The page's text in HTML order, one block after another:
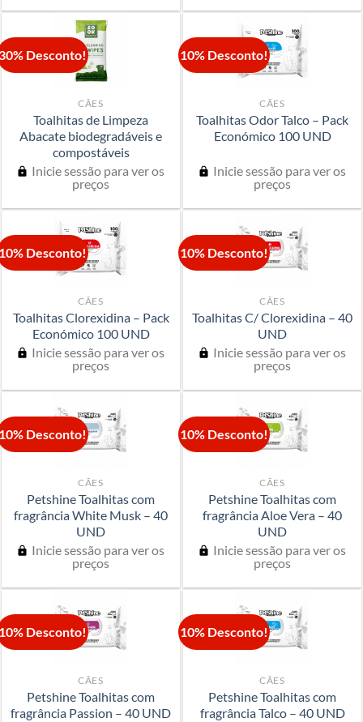
Desconto!
CÃES
Toalhitas de Limpeza
Abacate biodegradáveis e
compostáveis
Inicie sessão para ver os
preços
10% Desconto!
CÃES
Toalhitas Odor Talco – Pack
Económico 100 UND
Inicie sessão para ver os
preços
Desconto!
CÃES
Toalhitas Clorexidina – Pack
Económico 100 UND
Inicie sessão para ver os
preços
10% Desconto!
CÃES
Toalhitas C/ Clorexidina – 40
UND
Inicie sessão para ver os
preços
Desconto!
CÃES
Petshine Toalhitas com
fragrância White Musk – 40
UND
Inicie sessão para ver os
preços
10% Desconto!
CÃES
Petshine Toalhitas com
fragrância Aloe Vera – 40
UND
Inicie sessão para ver os
preços
Desconto!
CÃES
Petshine Toalhitas com
fragrância Passion – 40 UND
10% Desconto!
CÃES
Petshine Toalhitas com
fragrância Talco – 40 UND